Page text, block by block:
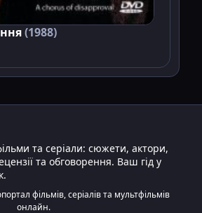
(1988)
та серіали: сюжети, актори,
та обговорення. Ваш гід у
фільмів, серіалів та мультфільмів
онлайн.